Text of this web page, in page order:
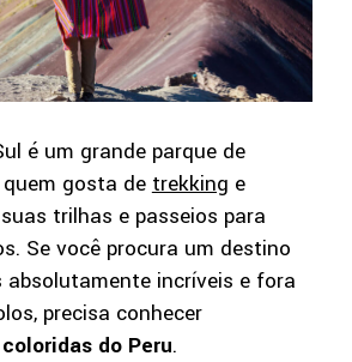
é um grande parque de
gosta de trekking e
trilhas e passeios para
Se você procura um destino
absolutamente incríveis e fora
precisa conhecer
do Peru.